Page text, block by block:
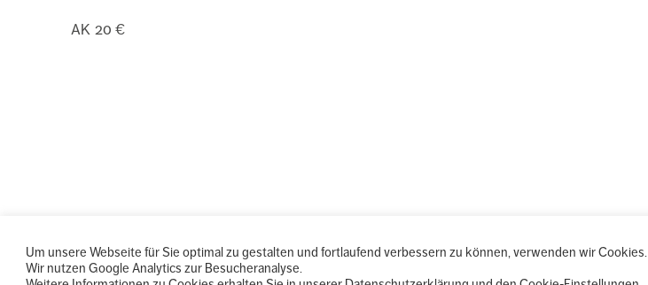
AK 20 €
Um unsere Webseite für Sie optimal zu gestalten und fortlaufend verbessern zu können, verwenden wir Cookies.
Wir nutzen Google Analytics zur Besucheranalyse.